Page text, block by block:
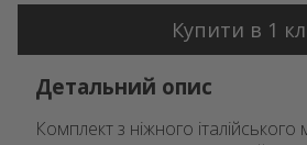
Купити в 1
Детальний опис
Комплект з ніжного